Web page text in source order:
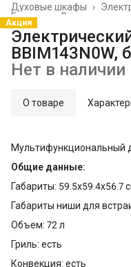
Духовые шкафы
›
Встраиваемая
Главная
Акция
BBIM143N0W,
Нет в наличии
О товаре
Мультифункциональный
Общие данные:
Габариты: 59.5х59.4х56.7
Габариты ниши для
Объем: 72 л
Гриль: есть
Конвекция: есть